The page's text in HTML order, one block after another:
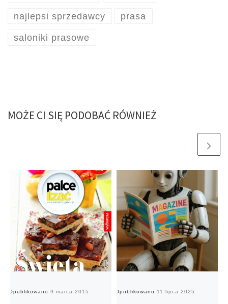
najlepsi sprzedawcy prasa
saloniki prasowe
MOŻE CI SIĘ PODOBAĆ RÓWNIEŻ
Opublikowano 9 marca 2015 Opublikowano 11 lipca 2025